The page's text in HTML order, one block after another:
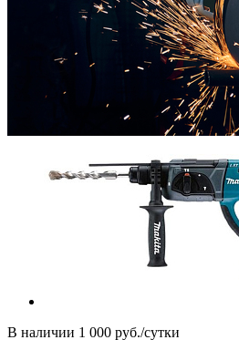
В наличии 1 000 руб./сутки